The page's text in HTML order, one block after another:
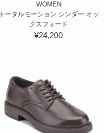
WOMEN
トータルモーション シンダー オッ
クスフォード
¥24,200